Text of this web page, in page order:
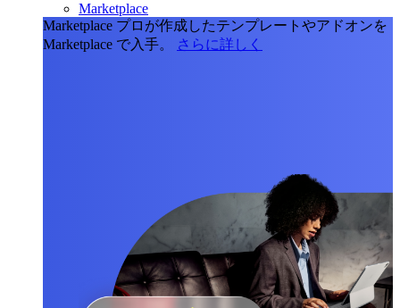
Marketplace
Marketplace プロが作成したテンプレートやアドオンを
Marketplace で入手。
さらに詳しく